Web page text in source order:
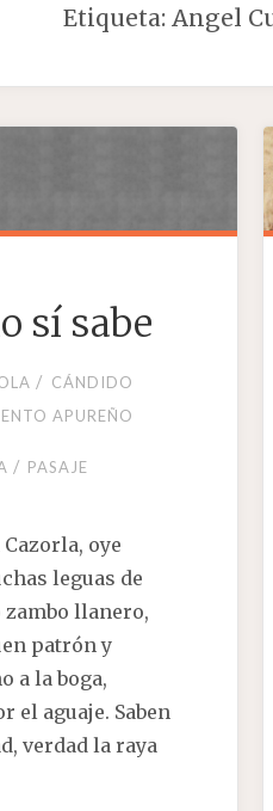
Etiqueta: Angel
sí sabe
/ CÁNDIDO
APUREÑO
/ PASAJE
Cazorla, oye
leguas de
zambo llanero,
patrón y
a la boga,
el aguaje. Saben
verdad la raya